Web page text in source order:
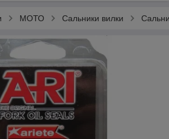
МОТО Сальники вилки